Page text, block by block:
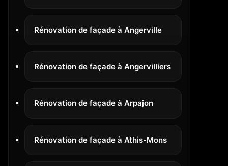
Rénovation de façade à Angerville
Rénovation de façade à Angervilliers
Rénovation de façade à Arpajon
Rénovation de façade à Athis-Mons